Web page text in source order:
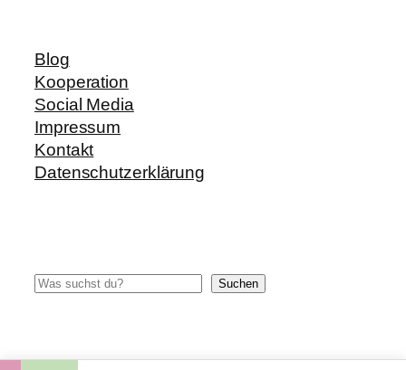
Blog
Kooperation
Social Media
Impressum
Kontakt
Datenschutzerklärung
Suchen Suchen